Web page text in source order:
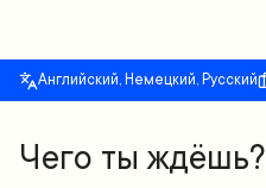
Английский, Немецкий, Русский
Чего ты